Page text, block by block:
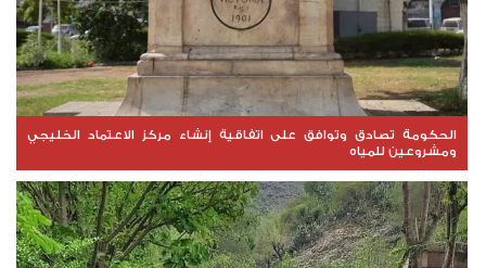
الحكومة تصادق وتوافق على اتفاقية إنشاء مركز الاعتماد الخليجي
ومشروعين للمياه